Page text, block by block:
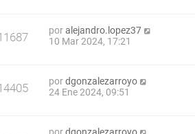
poralejandro.lopez37
10 Mar 2024, 17:21
pordgonzalezarroyo
24 Ene 2024, 09:51